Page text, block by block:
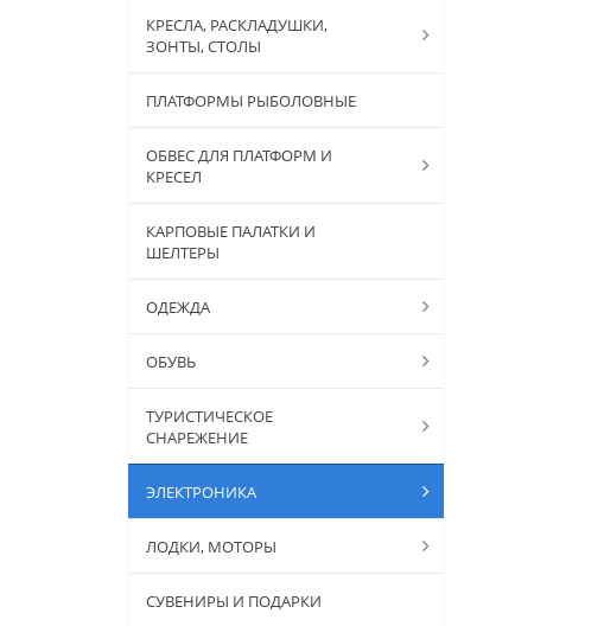
КРЕСЛА, РАСКЛАДУШКИ,
ЗОНТЫ, СТОЛЫ
ПЛАТФОРМЫ РЫБОЛОВНЫЕ
ОБВЕС ДЛЯ ПЛАТФОРМ И
КРЕСЕЛ
КАРПОВЫЕ ПАЛАТКИ И
ШЕЛТЕРЫ
ОДЕЖДА
ОБУВЬ
ТУРИСТИЧЕСКОЕ
СНАРЕЖЕНИЕ
ЭЛЕКТРОНИКА
ЛОДКИ, МОТОРЫ
СУВЕНИРЫ И ПОДАРКИ